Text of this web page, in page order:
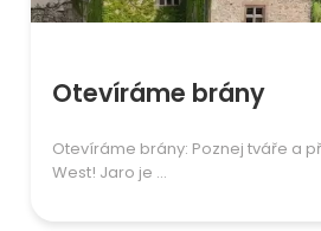
Otevíráme brány
Otevíráme brány: Poznej tváře a
West! Jaro je ...